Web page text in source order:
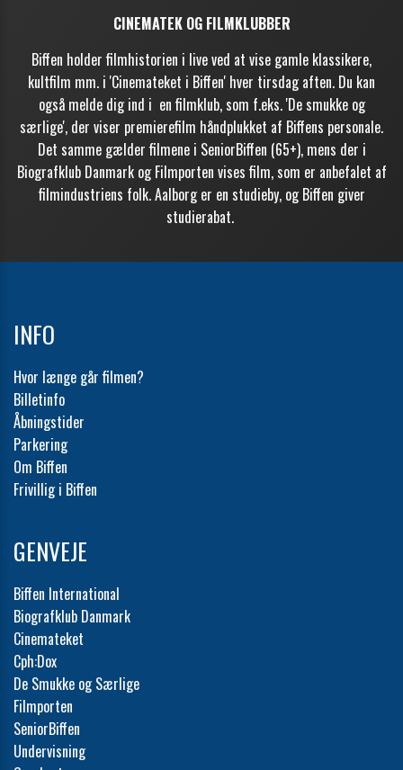
CINEMATEK OG FILMKLUBBER
Biffen holder filmhistorien i live ved at vise gamle klassikere,
kultfilm mm. i 'Cinemateket i Biffen' hver tirsdag aften. Du kan
også melde digind i en filmklub, som f.eks. 'De smukke og
særlige', der viser premierefilm håndplukket af Biffens personale.
Det samme gælder filmene i SeniorBiffen (65+), mens der i
Biografklub Danmark og Filmporten vises film, som er anbefalet af
filmindustriens folk. Aalborg er en studieby, og Biffen giver
studierabat.
INFO
Hvor længe går filmen?
Billetinfo
Åbningstider
Parkering
Om Biffen
Frivillig i Biffen
GENVEJE
Biffen International
Biografklub Danmark
Cinemateket
Cph:Dox
De Smukke og Særlige
Filmporten
SeniorBiffen
Undervisning